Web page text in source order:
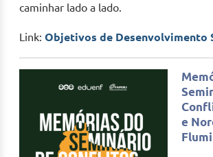
caminhar lado a lado.
Link: Objetivos de Desenvolvimento
e